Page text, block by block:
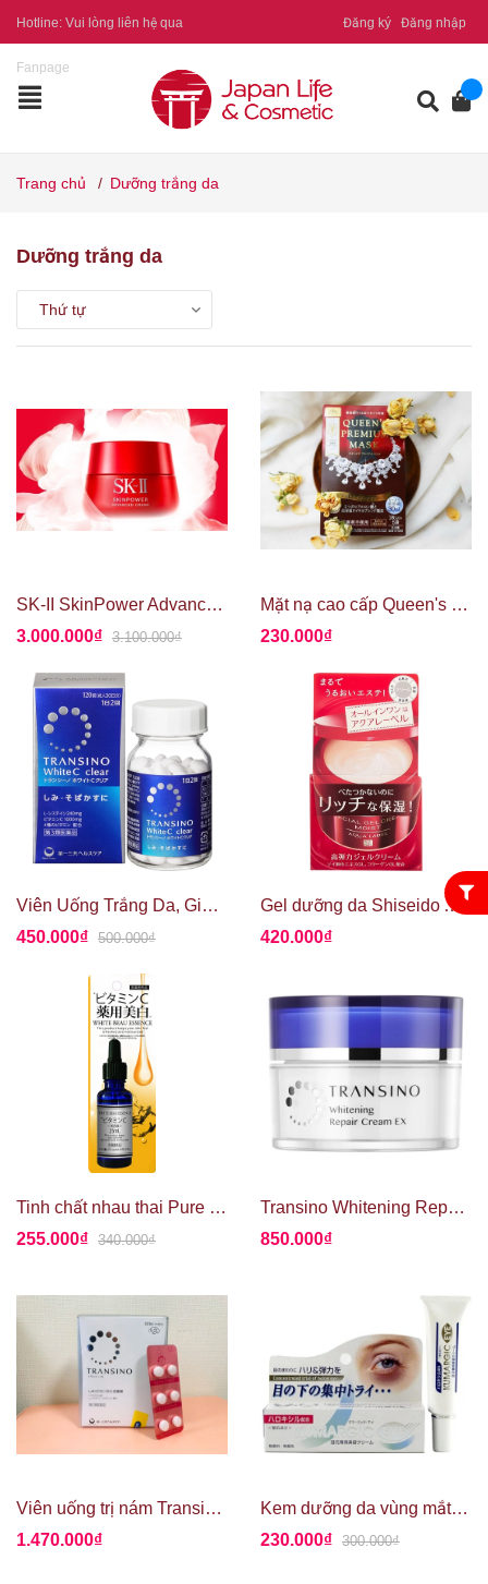
Hotline: Vui lòng liên hệ qua
Fanpage
Đăng ký Đăng nhập
Trang chủ / Dưỡng trắng da
Dưỡng trắng da
Thứ tự
SK-II SkinPower Advanced Cream 80g
3.000.000₫ 3.100.000₫
Mặt nạ cao cấp Queen's Premium - Siêu dưỡng ẩm và chăm sóc chống lão hóa
230.000₫
Viên Uống Trắng Da, Giảm Nám Transino White C Clear 120 viên
450.000₫ 500.000₫
Gel dưỡng da Shiseido Aqualabel Special All in One Nhật Bản
420.000₫
Tinh chất nhau thai Pure Beau Essence
255.000₫ 340.000₫
Transino Whitening Repair Cream EX 35g
850.000₫
Viên uống trị nám Transino II 240 viên - hộp trắng
1.470.000₫
Kem dưỡng da vùng mắt, trị thâm quầng mắt Kumargic tuýp 20g
230.000₫ 300.000₫